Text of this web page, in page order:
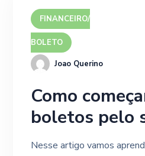
FINANCEIRO/
BOLETO
Joao Querino
Como
boletos pelo
Nesse artigo vamos